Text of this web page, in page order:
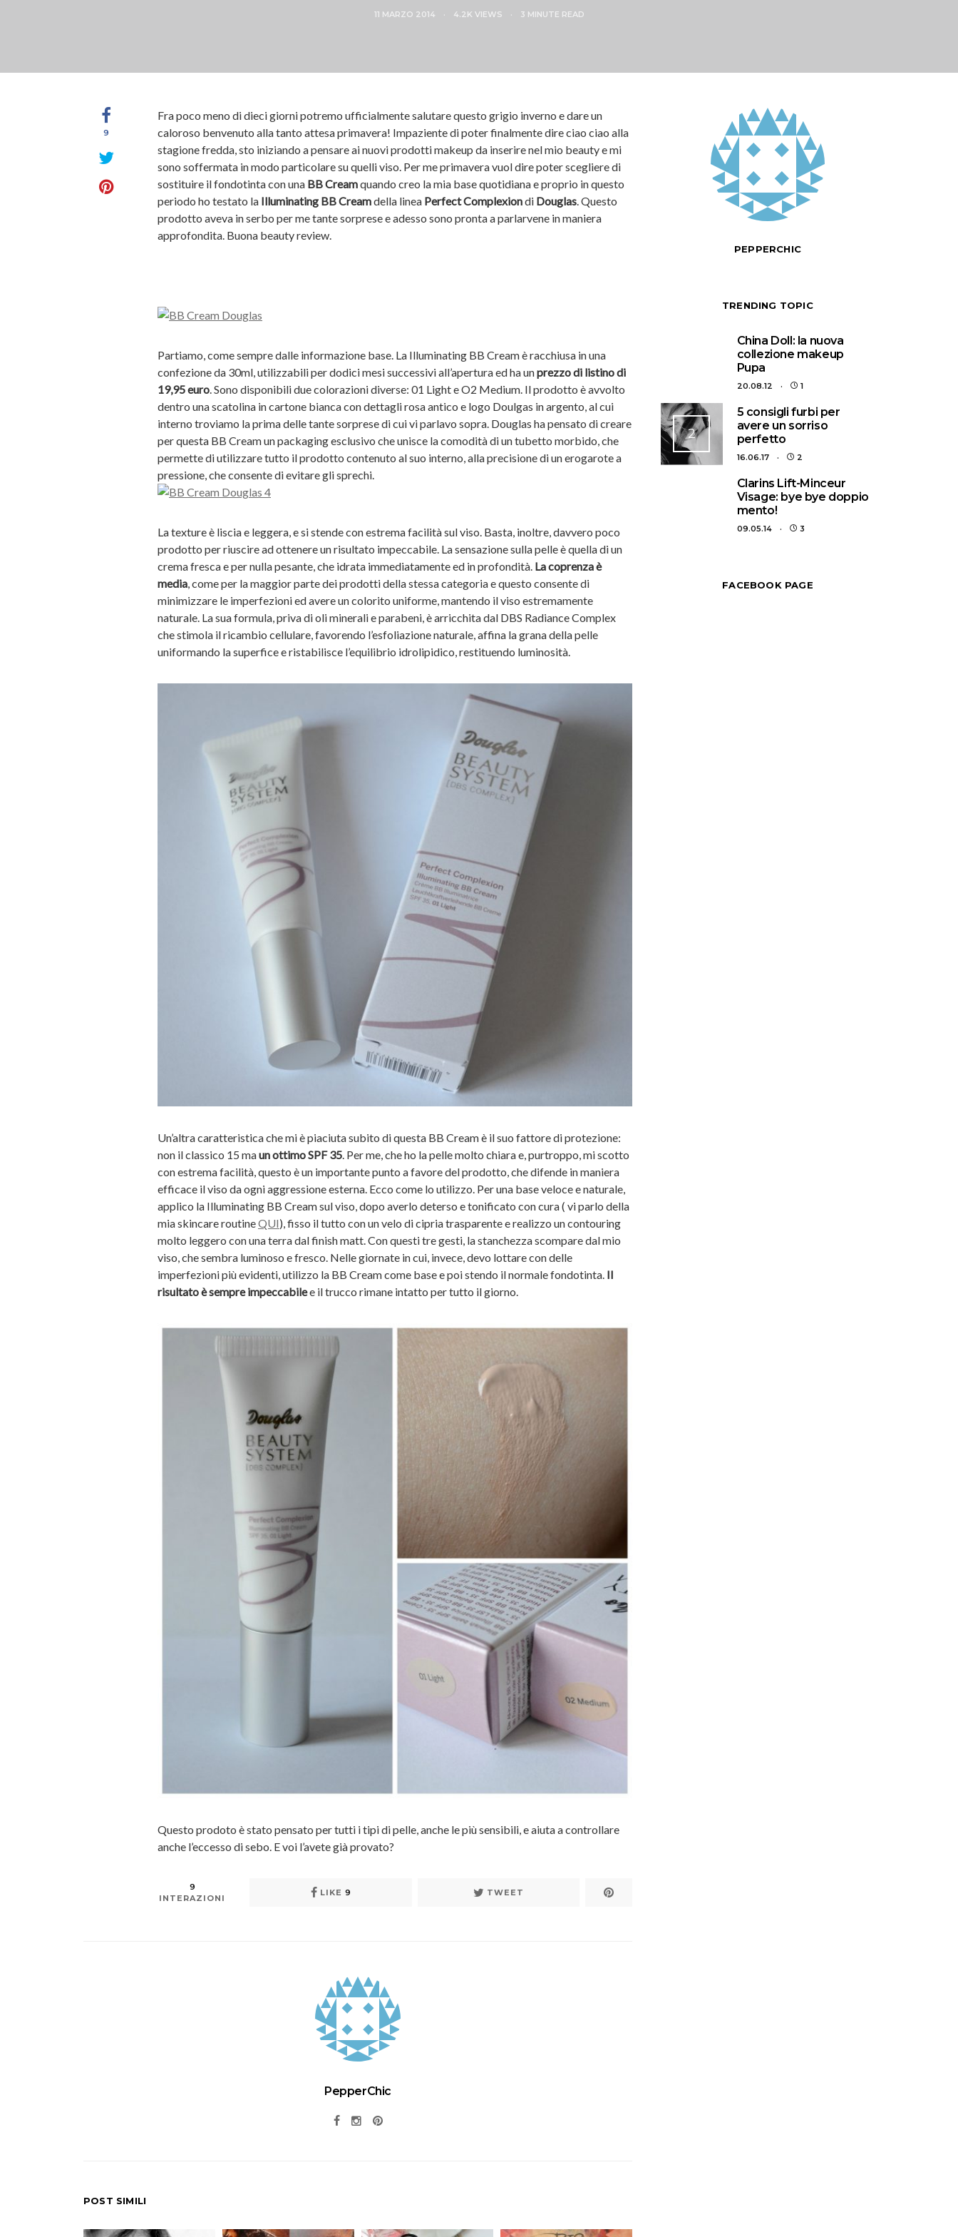
11 MARZO 2014 4.2K VIEWS 3 MINUTE READ
9
Fra poco meno di dieci giorni potremo ufficialmente salutare questo grigio inverno e dare un
caloroso benvenuto alla tanto attesa primavera! Impaziente di poter finalmente dire ciao ciao alla
stagione fredda, sto iniziando a pensare ai nuovi prodotti makeup da inserire nel mio beauty e mi
sono soffermata in modo particolare su quelli viso. Per me primavera vuol dire poter scegliere di
sostituire il fondotinta con una BB Creamquando creo la mia base quotidiana e proprio in questo
periodo ho testato la Illuminating BB Creamdella linea Perfect Complexiondi Douglas. Questo
prodotto aveva in serbo per me tante sorprese e adesso sono pronta a parlarvene in maniera
approfondita. Buona beauty review.
Partiamo, come sempre dalle informazione base. La Illuminating BB Cream è racchiusa in una
confezione da 30ml, utilizzabili per dodici mesi successivi all’apertura ed ha unprezzo di listino di
19,95 euro. Sono disponibili due colorazioni diverse: 01 Light e O2 Medium. Il prodotto è avvolto
dentro una scatolina in cartone bianca con dettagli rosa antico e logo Doulgas in argento, al cui
interno troviamo la prima delle tante sorprese di cui vi parlavo sopra. Douglas ha pensato di creare
per questa BB Cream un packaging esclusivo che unisce la comodità di un tubetto morbido, che
permette di utilizzare tutto il prodotto contenuto al suo interno, alla precisione di un erogarote a
pressione, che consente di evitare gli sprechi.
La texture è liscia e leggera, e si stende con estrema facilità sul viso. Basta, inoltre, davvero poco
prodotto per riuscire ad ottenere un risultato impeccabile. La sensazione sulla pelle è quella di un
crema fresca e per nulla pesante, che idrata immediatamente ed in profondità. La coprenza è
media, come per la maggior parte dei prodotti della stessa categoria e questo consente di
minimizzare le imperfezioni ed avere un colorito uniforme, mantendo il viso estremamente
naturale. La sua formula, priva di oli minerali e parabeni, è arricchita dal DBS Radiance Complex
che stimola il ricambio cellulare, favorendo l’esfoliazione naturale, affina la grana della pelle
uniformando la superfice e ristabilisce l’equilibrio idrolipidico, restituendo luminosità.
Un’altra caratteristica che mi è piaciuta subito di questa BB Cream è il suo fattore di protezione:
non il classico 15 maun ottimo SPF 35. Per me, che ho la pelle molto chiara e, purtroppo, mi scotto
con estrema facilità, questo è un importante punto a favore del prodotto, che difende in maniera
efficace il viso da ogni aggressione esterna. Ecco come lo utilizzo. Per una base veloce e naturale,
applico la Illuminating BB Cream sul viso, dopo averlo deterso e tonificato con cura ( vi parlo della
mia skincare routineQUI), fisso il tutto con un velo di cipria trasparente e realizzo un contouring
molto leggero con una terra dal finish matt. Con questi tre gesti, la stanchezza scompare dal mio
viso, che sembra luminoso e fresco. Nelle giornate in cui, invece, devo lottare con delle
imperfezioni più evidenti, utilizzo la BB Cream come base e poi stendo il normale fondotinta. Il
risultato è sempre impeccabilee il trucco rimane intatto per tutto il giorno.
Questo prodoto è stato pensato per tutti i tipi di pelle, anche le più sensibili, e aiuta a controllare
anche l’eccesso di sebo. E voi l’avete già provato?
9
INTERAZIONI
LIKE 9 TWEET
PepperChic
POST SIMILI
PEPPERCHIC
TRENDING TOPIC
China Doll: la nuova
collezione makeup
Pupa
20.08.12 1
2
5 consigli furbi per
avere un sorriso
perfetto
16.06.17 2
Clarins Lift-Minceur
Visage: bye bye doppio
mento!
09.05.14 3
FACEBOOK PAGE